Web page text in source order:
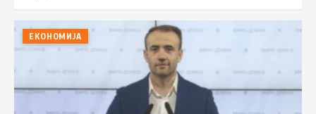
ЕКОНОМИЈА